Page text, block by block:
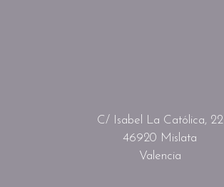
C/ Isabel La Católica, 22
46920 Mislata
Valencia